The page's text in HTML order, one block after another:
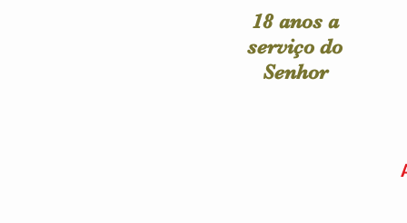
18 anos a
serviço do
Senhor